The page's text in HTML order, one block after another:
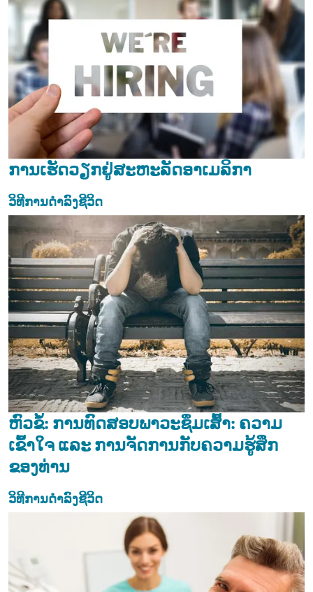
ການເຮັດວຽກຢູ່ສະຫະລັດອາເມລິກາ
ວິທີການດຳລົງຊີວິດ
ຫົວຂໍ້: ການທົດສອບພາວະຊຶມເສົ້າ: ຄວາມ
ເຂົ້າໃຈ ແລະ ການຈັດການກັບຄວາມຮູ້ສຶກ
ຂອງທ່ານ
ວິທີການດຳລົງຊີວິດ